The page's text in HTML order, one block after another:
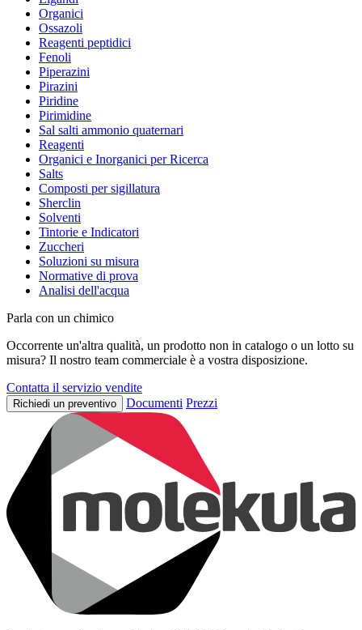
Organici
Ossazoli
Reagenti peptidici
Fenoli
Piperazini
Pirazini
Piridine
Pirimidine
Sal salti ammonio quaternari
Reagenti
Organici e Inorganici per Ricerca
Salts
Composti per sigillatura
Sherclin
Solventi
Tintorie e Indicatori
Zuccheri
Soluzioni su misura
Normative di prova
Analisi dell'acqua
Parla con un chimico
Occorrente un'altra qualità, un prodotto non in catalogo o un lotto su
misura? Il nostro team commerciale è a vostra disposizione.
Contatta il servizio vendite
Richiedi un preventivo Documenti Prezzi